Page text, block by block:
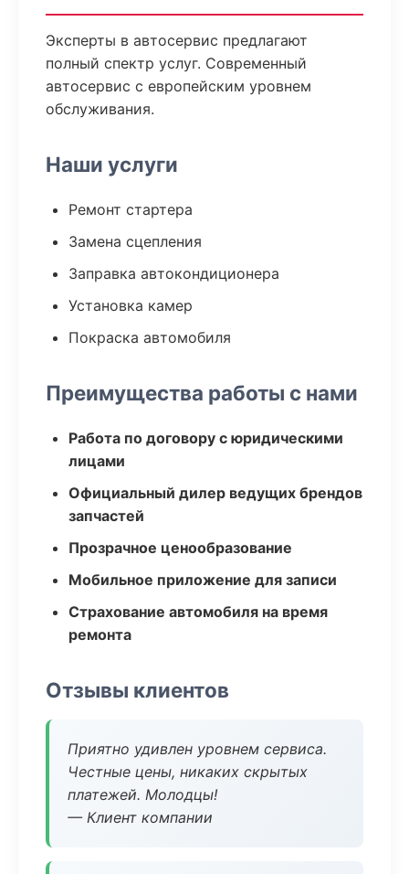
Эксперты в автосервис предлагают
полный спектр услуг. Современный
автосервис с европейским уровнем
обслуживания.
Наши услуги
Ремонт стартера
Замена сцепления
Заправка автокондиционера
Установка камер
Покраска автомобиля
Преимущества работы с нами
Работа по договору с юридическими
лицами
Официальный дилер ведущих брендов
запчастей
Прозрачное ценообразование
Мобильное приложение для записи
Страхование автомобиля на время
ремонта
Отзывы клиентов
Приятно удивлен уровнем сервиса.
Честные цены, никаких скрытых
платежей. Молодцы!
— Клиент компании